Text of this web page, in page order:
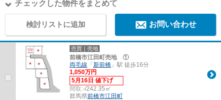
チェックした物件をまとめて
検討リストに追加 お問い合わせ
売買｜売地
前橋市江田町売地 ①
両毛線 「 新前橋 」駅 徒歩16分
1,050万円
5月16日 値下げ
間取:-/242.35㎡
群馬県前橋市江田町